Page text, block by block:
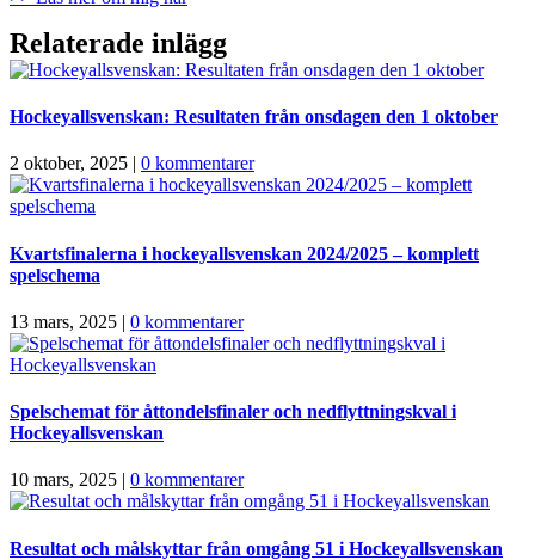
Relaterade inlägg
Hockeyallsvenskan: Resultaten från onsdagen den 1 oktober
2 oktober, 2025 | 0 kommentarer
Kvartsfinalerna i hockeyallsvenskan 2024/2025 – komplett
spelschema
13 mars, 2025 | 0 kommentarer
Spelschemat för åttondelsfinaler och nedflyttningskval i
Hockeyallsvenskan
10 mars, 2025 0 kommentarer
Resultat och målskyttar från omgång 51 i Hockeyallsvenskan